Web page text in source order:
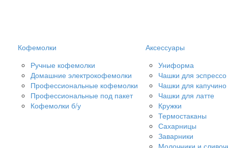
Кофемолки
Ручные кофемолки
Домашние электрокофемолки
Профессиональные кофемолки
Профессиональные под пакет
Кофемолки б/у
Аксессуары
Униформа
Чашки для эспрессо
Чашки для капучино
Чашки для латте
Кружки
Термостаканы
Сахарницы
Заварники